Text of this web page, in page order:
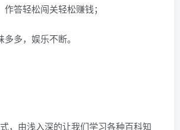
答轻松闯关轻松赚钱；
多，娱乐不断。
，由浅入深的让我们学习各种百科知